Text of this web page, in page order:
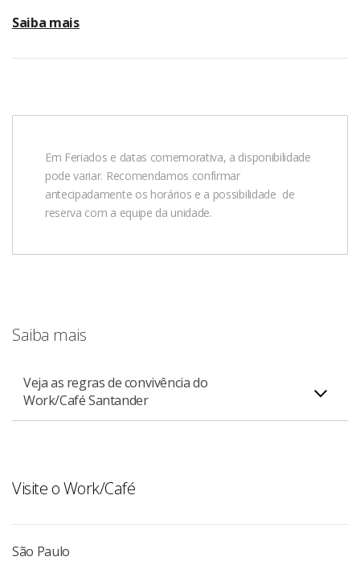
Saiba mais
Em Feriados e datas comemorativa, a disponibilidade
pode variar. Recomendamos confirmar
antecipadamente os horários e a possibilidade de
reserva com a equipe da unidade.
Saiba mais
Veja as regras de convivência do
Work/Café Santander
Regras de convivência do Work/Café Santander
Visite o Work/Café
São Paulo